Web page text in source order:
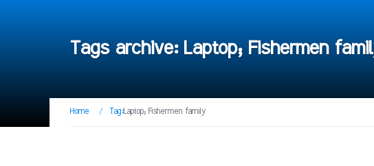
Tags archive: Laptop; Fishermen
Home / Tag:Laptop; Fishermen family